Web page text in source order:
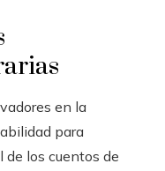
en la
para
los cuentos de